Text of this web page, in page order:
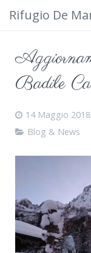
Rifugio De
Dove siamo
Cosa fare
Calendario
Cimbergo da
Contatti
Badile
14 Maggio 2018
Blog & News